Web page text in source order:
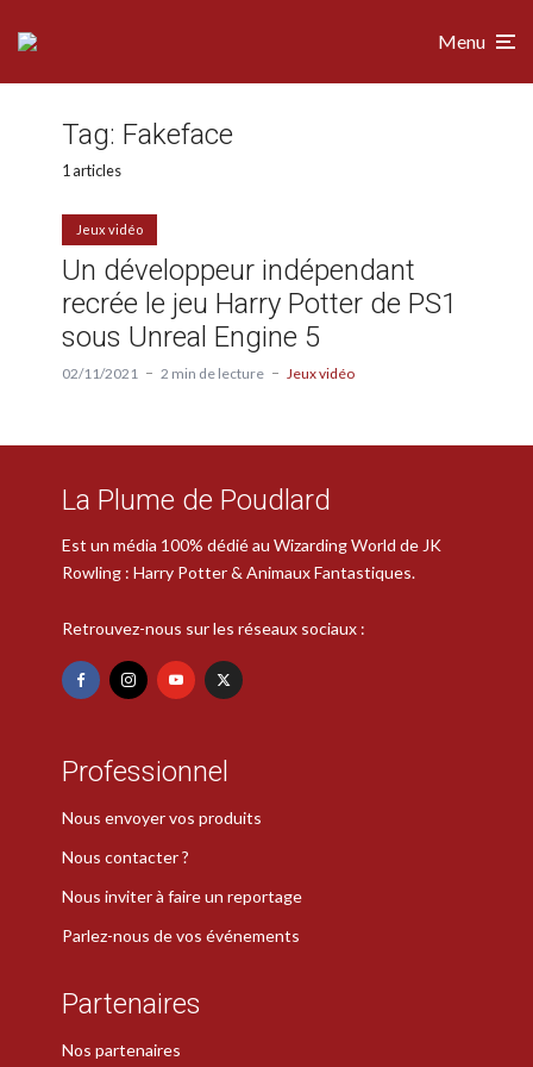
Menu
Tag: Fakeface
1 articles
Jeux vidéo
Un développeur indépendant
recrée le jeu Harry Potter de PS1
sous Unreal Engine 5
02/11/2021 2 min de lecture Jeux vidéo
La Plume de Poudlard
Est un média 100% dédié au Wizarding World de JK
Rowling : Harry Potter & Animaux Fantastiques.
Retrouvez-nous sur les réseaux sociaux :
Professionnel
Nous envoyer vos produits
Nous contacter ?
Nous inviter à faire un reportage
Parlez-nous de vos événements
Partenaires
Nos partenaires